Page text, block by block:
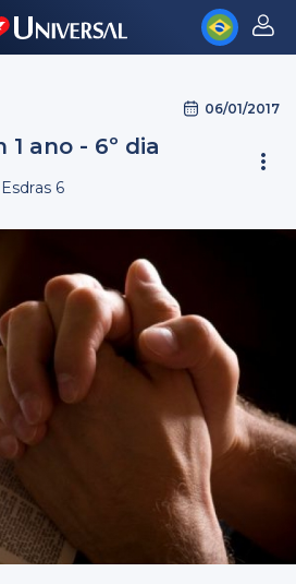
06/01/2017
1 ano - 6º dia
6